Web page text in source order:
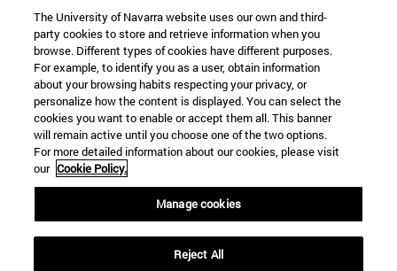
The University of Navarra website uses our own and third-
party cookies to store and retrieve information when you
browse. Different types of cookies have different purposes.
For example, to identify you as a user, obtain information
about your browsing habits respecting your privacy, or
personalize how the content is displayed. You can select the
cookies you want to enable or accept them all. This banner
will remain active until you choose one of the two options.
For more detailed information about our cookies, please visit
our Cookie Policy.
Manage cookies
Reject All